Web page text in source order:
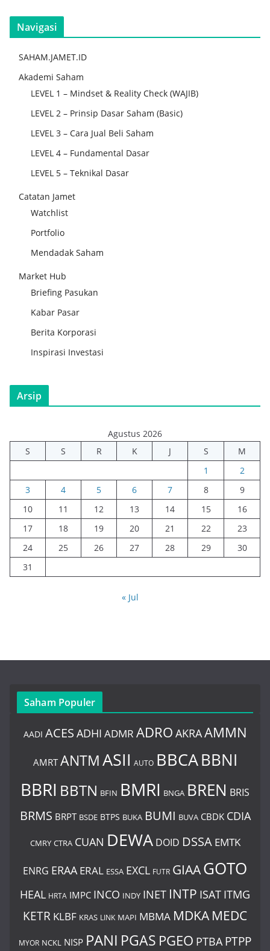
Navigasi
SAHAM.JAMET.ID
Akademi Saham
LEVEL 1 – Mindset & Reality Check (WAJIB)
LEVEL 2 – Prinsip Dasar Saham (Basic)
LEVEL 3 – Cara Jual Beli Saham
LEVEL 4 – Fundamental Dasar
LEVEL 5 – Teknikal Dasar
Catatan Jamet
Watchlist
Portfolio
Mendadak Saham
Market Hub
Briefing Pasukan
Kabar Pasar
Berita Korporasi
Inspirasi Investasi
Arsip
Agustus 2026
S
S R K J S
M
1
2
3
4 5 6 7 8
9
10
11 12 13 14 15
16
17
18 19 20 21 22
23
24
25 26 27 28 29
30
31
« Jul
Saham Populer
AADI ACES ADHI ADMR ADRO AKRAAMMN
AMRT ANTMASII AUTO BBCABBNI
BBRI BBTN BFIN BMRI BNGA BREN BRIS
BRMS BRPT BSDE BTPS BUKA BUMI BUVA CBDK CDIA
CMRY CTRA CUAN DEWA DOID DSSA EMTK
ENRG ERAA ERAL ESSA EXCL FUTR GIAAGOTO
HEAL HRTA IMPC INCO INDY INET INTP ISAT ITMG
KETR KLBF KRAS LINK MAPI MBMA MDKA MEDC
MYOR NCKL NISP PANI PGAS PGEO PTBA PTPP